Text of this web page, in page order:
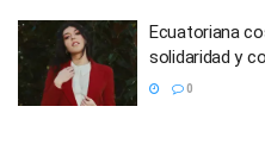
Ecuatoriana
solidaridad y
0